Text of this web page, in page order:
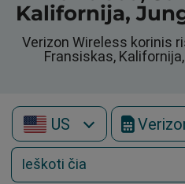
Kalifornija,
Verizon Wireless korinis
Fransiskas,
US